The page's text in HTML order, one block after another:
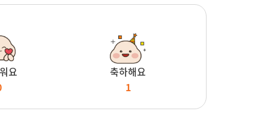
요
축하해요
1